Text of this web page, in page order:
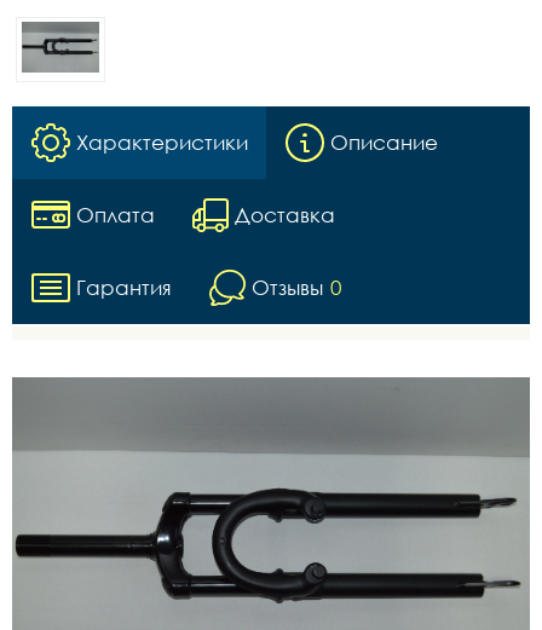
Характеристики Описание
Оплата Доставка
Гарантия Отзывы 0